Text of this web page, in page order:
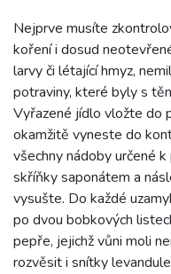
Nejprve musíte
koření i dosud
larvy či létající hmyz,
potraviny, které byly s
Vyřazené jídlo vložte do
okamžitě vyneste do
všechny nádoby určené
skříňky saponátem a
vysušte. Do každé
po dvou bobkových
pepře, jejichž vůni moli
rozvěsit i snítky